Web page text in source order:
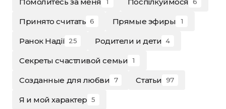
Принято считать 6 Прямые эфиры 1
Ранок Надії 25 Родители и дети 4
Секреты счастливой семьи 1
Созданные для любви 7 Статьи 97
Я и мой характер 5